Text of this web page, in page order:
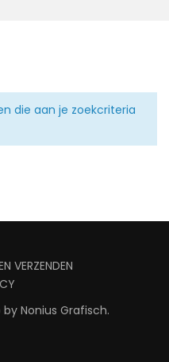
die aan je zoekcriteria
VERZENDEN
by Nonius Grafisch.